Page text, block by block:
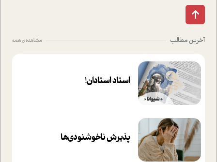
آخرین مطالب مشاهده ی همه
استاد استادان!
پذیرش ناخوشنودی‌ها